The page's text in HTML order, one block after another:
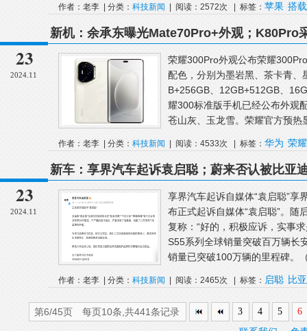
作者：老李 | 分类： 科技新闻 | 阅读：2572次 | 标签： 苹果 搭载
23
2024.11
新机：余承东曝光Mate70Pro+外观；K80Pro
新手表官宣；荣耀新机长这样
荣耀300Pro外观公布荣耀
配色，分别为墨岩黑、茶卡青
B+256GB、12GB+512GB、
耀300标准版手机已经公布外观
苍山灰、玉龙雪。荣耀官方预热
作者：老李 | 分类： 科技新闻 | 阅读：4533次 | 标签： 华为 荣耀
23
2024.11
新车：享界汽车起诉袁启聪；蔚来否认被比亚
百万辆；网友称宝马远程车控APP到期需付费
享界汽车起诉自媒体“袁启聪”享
布正式起诉自媒体“袁启聪”。随
复称：“好的，积极应诉，实事
S55系列全球销量突破百万辆长
销量已突破100万辆的里程碑。
作者：老李 | 分类： 科技新闻 | 阅读：2465次 | 标签： 启聪 比亚
第6/45页 每页10条,共441条记录 3 4 5 6